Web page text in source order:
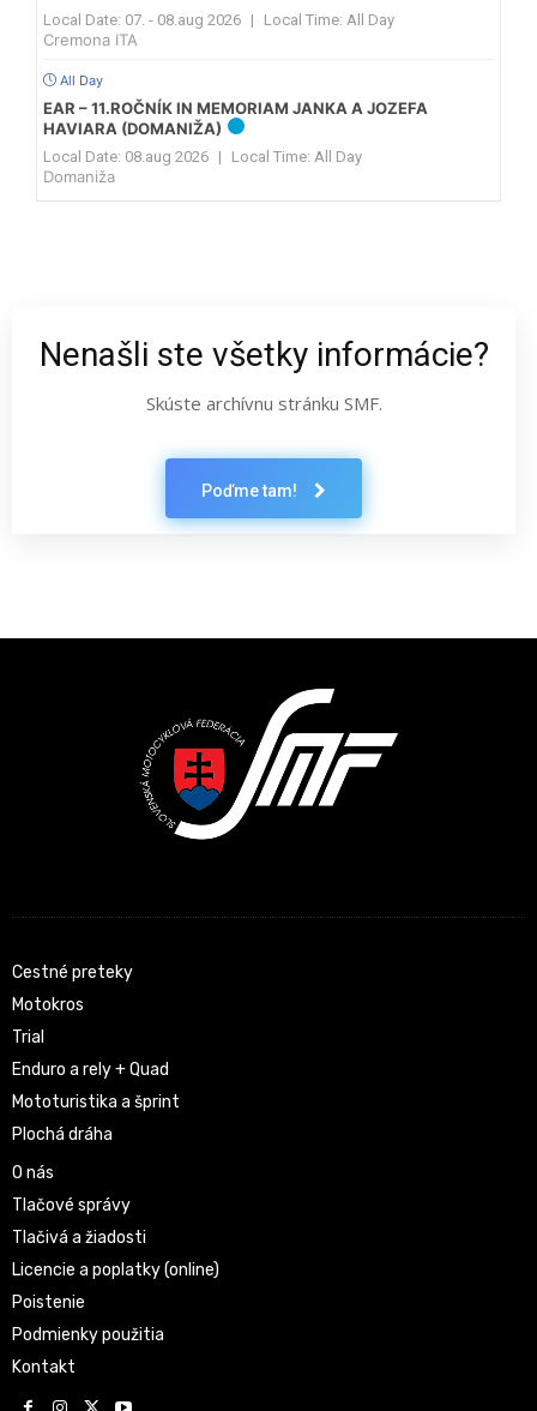
Local Date: 07. - 08.aug 2026 | Local Time: All Day
Cremona ITA
All Day
EAR – 11.ROČNÍK IN MEMORIAM JANKA A JOZEFA
HAVIARA (DOMANIŽA)
Local Date: 08.aug 2026 | Local Time: All Day
Domaniža
Nenašli ste všetky informácie?
Skúste archívnu stránku SMF.
Poďme tam!
Cestné preteky
Motokros
Trial
Enduro a rely + Quad
Mototuristika a šprint
Plochá dráha
O nás
Tlačové správy
Tlačivá a žiadosti
Licencie a poplatky (online)
Poistenie
Podmienky použitia
Kontakt